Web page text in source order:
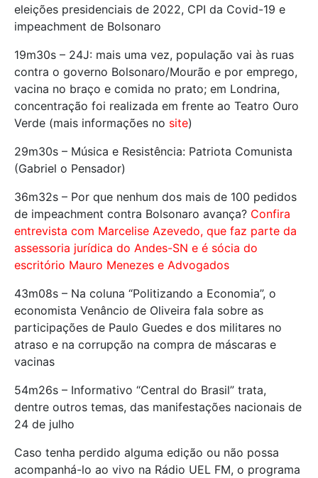
eleições presidenciais de 2022, CPI da Covid-19 e
impeachment de Bolsonaro
19m30s – 24J: mais uma vez, população vai às ruas
contra o governo Bolsonaro/Mourão e por emprego,
vacina no braço e comida no prato; em Londrina,
concentração foi realizada em frente ao Teatro Ouro
Verde (mais informações no site)
29m30s – Música e Resistência: Patriota Comunista
(Gabriel o Pensador)
36m32s – Por que nenhum dos mais de 100 pedidos
de impeachment contra Bolsonaro avança? Confira
entrevista com Marcelise Azevedo, que faz parte da
assessoria jurídica do Andes-SN e é sócia do
escritório Mauro Menezes e Advogados
43m08s – Na coluna “Politizando a Economia”, o
economista Venâncio de Oliveira fala sobre as
participações de Paulo Guedes e dos militares no
atraso e na corrupção na compra de máscaras e
vacinas
54m26s – Informativo “Central do Brasil” trata,
dentre outros temas, das manifestações nacionais de
24 de julho
Caso tenha perdido alguma edição ou não possa
acompanhá-lo ao vivo na Rádio UEL FM, o programa